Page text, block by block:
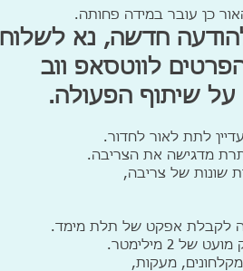
כן עובר במידה פחותה.
חדשה, נא לשלוח
לווטסאפ ווב
לתת לאור לחדור.
מדגישה את הצריבה.
לקבלת אפקט של תלת מימד.
2 מילימטר.
מעקות,